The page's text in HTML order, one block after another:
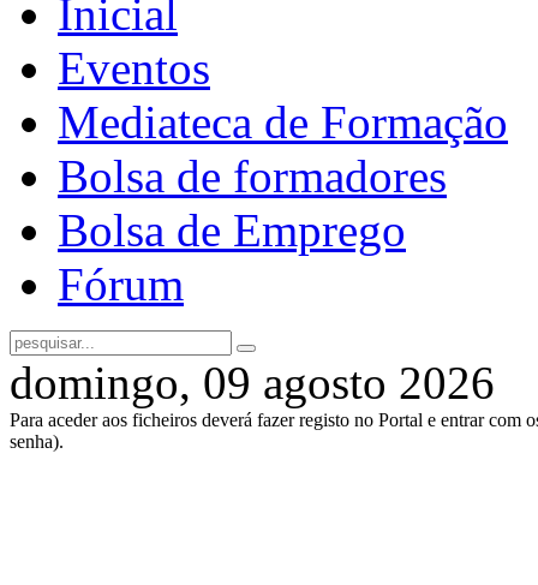
Inicial
Eventos
Mediateca de Formação
Bolsa de formadores
Bolsa de Emprego
Fórum
domingo, 09 agosto 2026
Para aceder aos ficheiros deverá fazer registo no Portal e entrar com
senha).